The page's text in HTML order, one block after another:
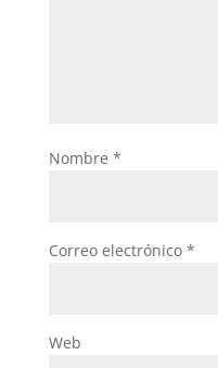
Nombre *
Correo electrónico *
Web